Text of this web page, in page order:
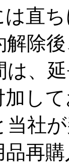
直
除
、
し
社
再